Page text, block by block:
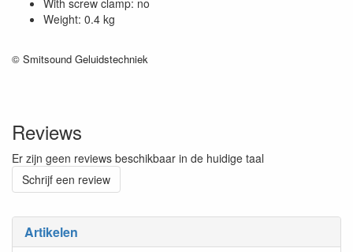
Artikelen
With screw clamp: no
Weight: 0.4 kg
© Smitsound Geluidstechniek
Reviews
Er zijn geen reviews beschikbaar in de huidige taal
Schrijf een review